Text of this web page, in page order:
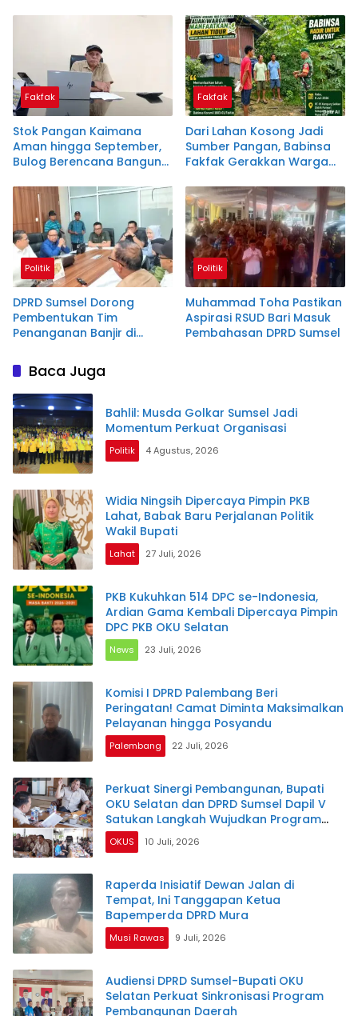
Daerah
Ulu I
Fakfak
Stok Pangan Kaimana
Aman hingga September,
Bulog Berencana Bangun
Fakfak
Dari Lahan Kosong Jadi
Sumber Pangan, Babinsa
Fakfak Gerakkan Warga
Politik
DPRD Sumsel Dorong
Pembentukan Tim
Penanganan Banjir di
Fatah
Politik
Muhammad Toha Pastikan
Aspirasi RSUD Bari Masuk
Pembahasan DPRD Sumsel
Baca Juga
Bahlil: Musda Golkar Sumsel Jadi
Momentum Perkuat Organisasi
Politik 4 Agustus, 2026
Widia Ningsih Dipercaya Pimpin PKB
Lahat, Babak Baru Perjalanan Politik
Wakil Bupati
Lahat 27 Juli, 2026
PKB Kukuhkan 514 DPC se-Indonesia,
Ardian Gama Kembali Dipercaya Pimpin
DPC PKB OKU Selatan
News 23 Juli, 2026
Komisi I DPRD Palembang Beri
Peringatan! Camat Diminta Maksimalkan
Pelayanan hingga Posyandu
Palembang 22 Juli, 2026
Perkuat Sinergi Pembangunan, Bupati
OKU Selatan dan DPRD Sumsel Dapil V
Satukan Langkah Wujudkan Program
Prioritas
OKUS 10 Juli, 2026
Raperda Inisiatif Dewan Jalan di
Tempat, Ini Tanggapan Ketua
Bapemperda DPRD Mura
Musi Rawas 9 Juli, 2026
Audiensi DPRD Sumsel-Bupati OKU
Selatan Perkuat Sinkronisasi Program
Pembangunan Daerah